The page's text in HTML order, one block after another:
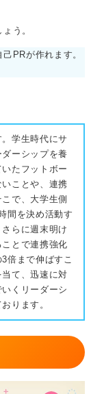
う。
PRが作れます。
学生時代にサ
ーシップを養
たフットボー
ことや、連携
で、大学生側
間を決め活動す
らに週末明け
とで連携強化
倍まで伸ばすこ
て、迅速に対
くリーダーシ
ります。